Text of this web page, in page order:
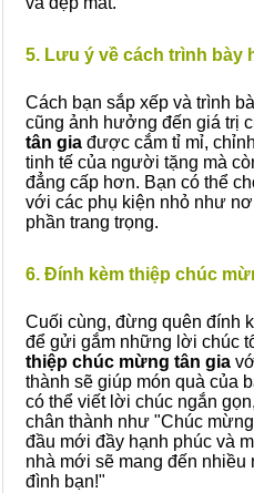
5. Lưu ý về cách trình bày
Cách bạn sắp xếp và trình
cũng ảnh hưởng đến giá trị
tân gia được cắm tỉ mỉ,
tinh tế của người tặng mà
đẳng cấp hơn. Bạn có thể
với các phụ kiện nhỏ như
phần trang trọng.
6. Đính kèm thiệp chúc
Cuối cùng, đừng quên đính
để gửi gắm những lời chúc
thiệp chúc mừng tân gia
thành sẽ giúp món quà của
có thể viết lời chúc ngắn
chân thành như "Chúc
đầu mới đầy hạnh phúc và
nhà mới sẽ mang đến nhiều
đình bạn!"